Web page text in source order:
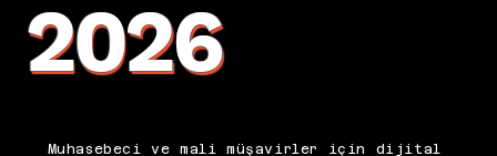
2026
Muhasebeci ve mali müşavirler için dijital